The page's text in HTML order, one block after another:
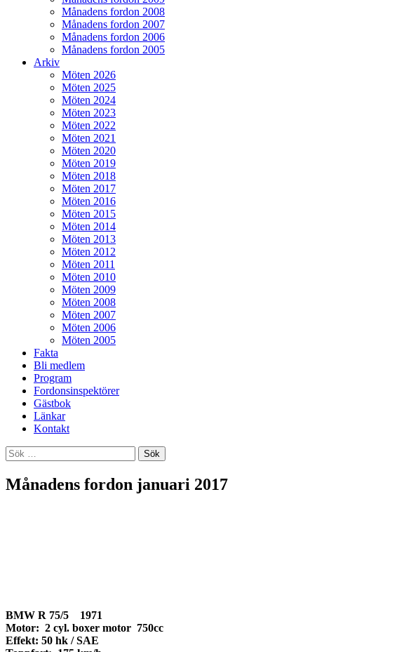
Månadens fordon 2008
Månadens fordon 2007
Månadens fordon 2006
Månadens fordon 2005
Arkiv
Möten 2026
Möten 2025
Möten 2024
Möten 2023
Möten 2022
Möten 2021
Möten 2020
Möten 2019
Möten 2018
Möten 2017
Möten 2016
Möten 2015
Möten 2014
Möten 2013
Möten 2012
Möten 2011
Möten 2010
Möten 2009
Möten 2008
Möten 2007
Möten 2006
Möten 2005
Fakta
Bli medlem
Program
Fordonsinspektörer
Gästbok
Länkar
Kontakt
Sök
efter:
Månadens fordon januari 2017
BMW R 75/5 1971
Motor: 2 cyl. boxer motor 750cc
Effekt: 50 hk / SAE